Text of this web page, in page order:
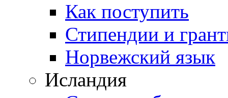
Как поступить
Стипендии и
Норвежский язык
Исландия